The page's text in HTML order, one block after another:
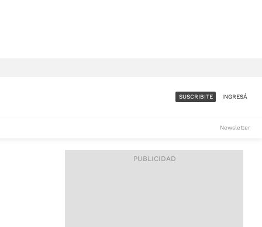
ACCESO FULL - $1.800/MES
SUSCRIBITE INGRESÁ
Newsletter